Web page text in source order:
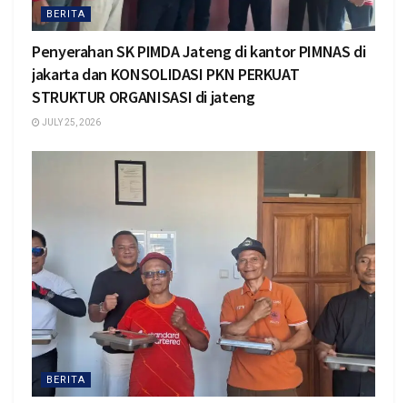
BERITA
Penyerahan SK PIMDA Jateng di kantor PIMNAS di
jakarta dan KONSOLIDASI PKN PERKUAT
STRUKTUR ORGANISASI di jateng
JULY 25, 2026
BERITA